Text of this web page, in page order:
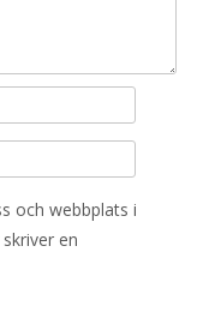
och webbplats i
en